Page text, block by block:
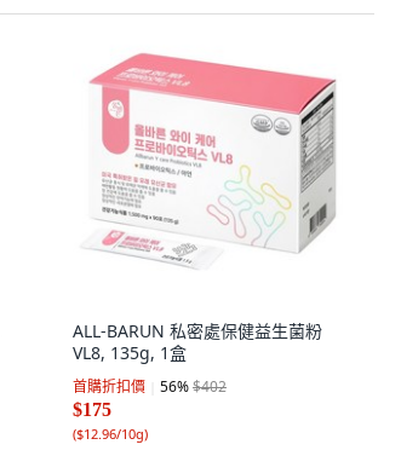
ALL-BARUN 私密處保健益生菌粉
VL8, 135g, 1盒
首購折扣價 56%$402
$175
($12.96/10g)